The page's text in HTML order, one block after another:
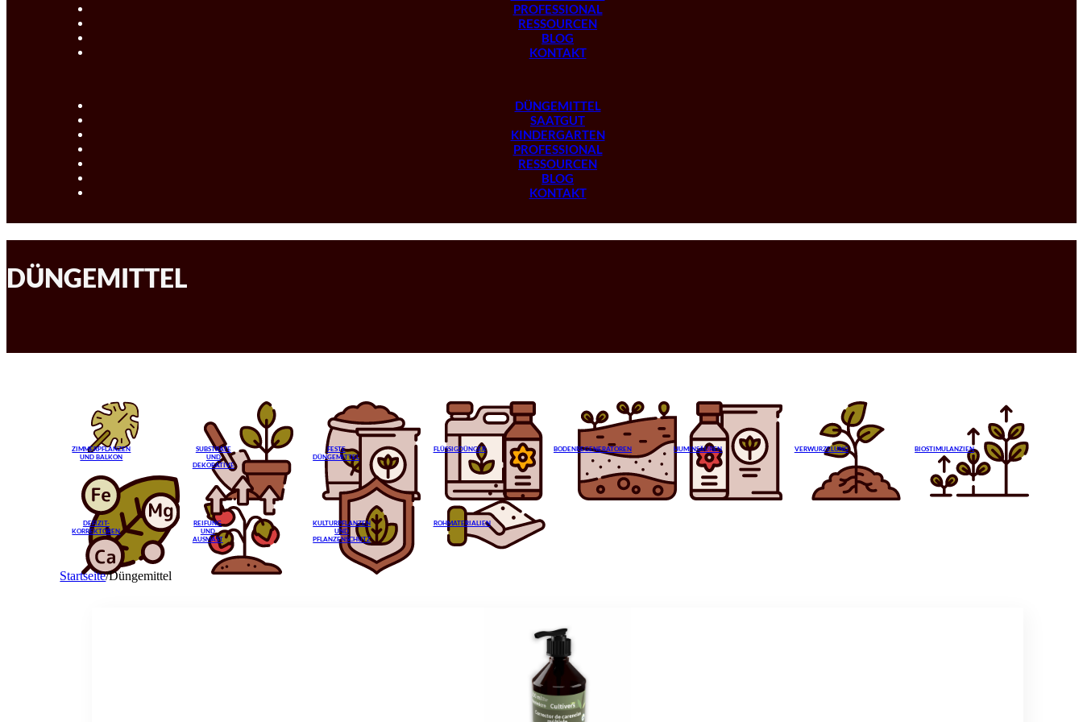
PROFESSIONAL
RESSOURCEN
BLOG
KONTAKT
DÜNGEMITTEL
SAATGUT
KINDERGARTEN
PROFESSIONAL
RESSOURCEN
BLOG
KONTAKT
DÜNGEMITTEL
ZIMMERPFLANZEN
UND BALKON
SUBSTRATE
UND
DEKORATIVE
FESTE
DÜNGEMITTEL
FLÜSSIGDÜNGER BODENREGENERATOREN HUMINSÄUREN VERWURZELUNG BIOSTIMULANZIEN
DEFIZIT-
KORREKTOREN
REIFUNG
UND
AUSMAST
KULTURPFLANZEN
UND
PFLANZENSCHUTZ
ROHMATERIALIEN
Startseite/Düngemittel